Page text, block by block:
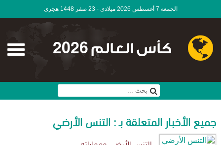
الجمعة 7 أغسطس 2026 ميلادى - 23 صفر 1448 هجرى
كأس العالم 2026
جميع الأخبار المتعلقة بـ : التنس الأرضي